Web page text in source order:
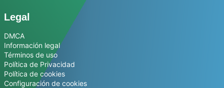
Legal
DMCA
Información legal
Términos de uso
Política de Privacidad
Política de cookies
Configuración de cookies